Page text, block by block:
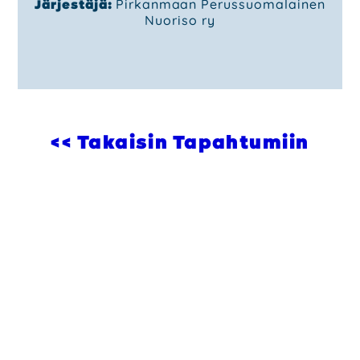
Järjestäjä: Pirkanmaan Perussuomalainen
Nuoriso ry
<< Takaisin Tapahtumiin